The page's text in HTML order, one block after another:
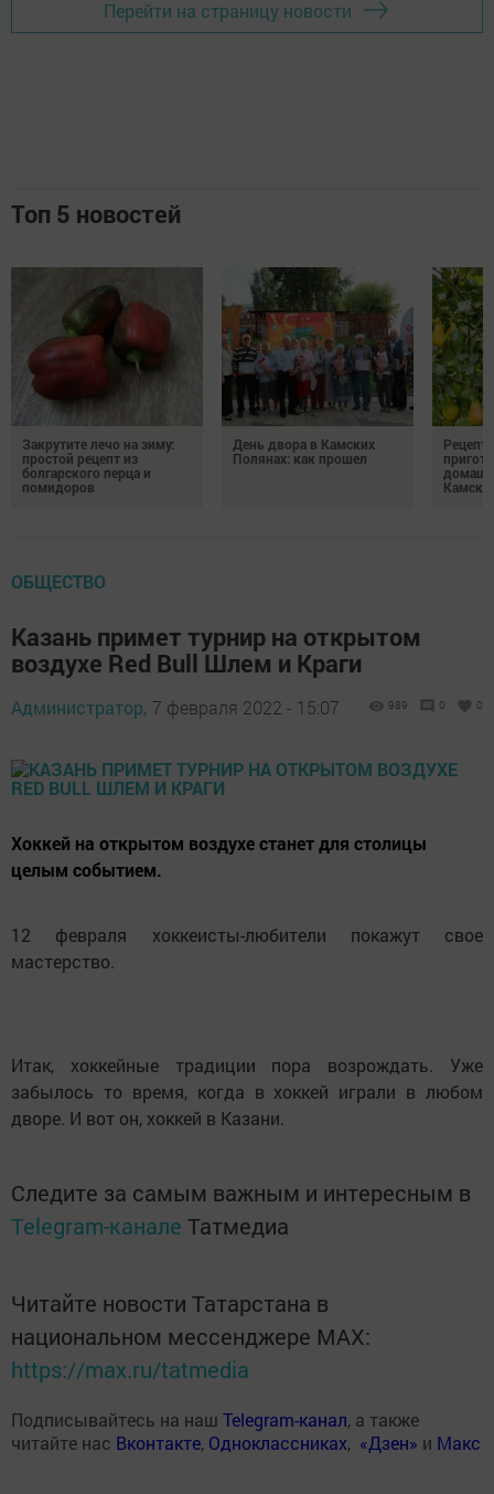
Перейти на страницу новости
Топ 5 новостей
Закрутите лечо на зиму:
простой рецепт из
болгарского перца и
помидоров
День двора в Камских
Полянах: как прошел
ОБЩЕСТВО
Казань примет турнир на открытом
воздухе Red Bull Шлем и Краги
Администратор, 7 февраля 2022 - 15:07 989 0 0
Хоккей на открытом воздухе станет для столицы
целым событием.
12 февраля хоккеисты-любители покажут свое
мастерство.
Итак, хоккейные традиции пора возрождать. Уже
забылось то время, когда в хоккей играли в любом
дворе. И вот он, хоккей в Казани.
Следите за самым важным и интересным в
Telegram-канале Татмедиа
Читайте новости Татарстана в
национальном мессенджере MАХ:
https://max.ru/tatmedia
Подписывайтесь на наш Telegram-канал, а также
читайте нас Вконтакте, Одноклассниках, «Дзен» и Макс